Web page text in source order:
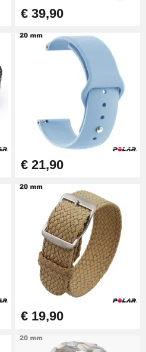
€ 39,90
€ 21,90
€ 19,90